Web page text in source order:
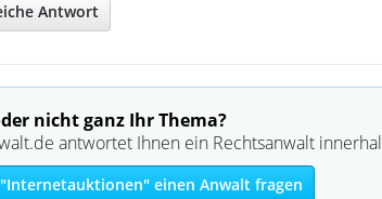
e Antwort
nicht ganz Ihr Thema?
antwortet Ihnen ein Rechtsanwalt
"Internetauktionen" einen Anwalt fragen